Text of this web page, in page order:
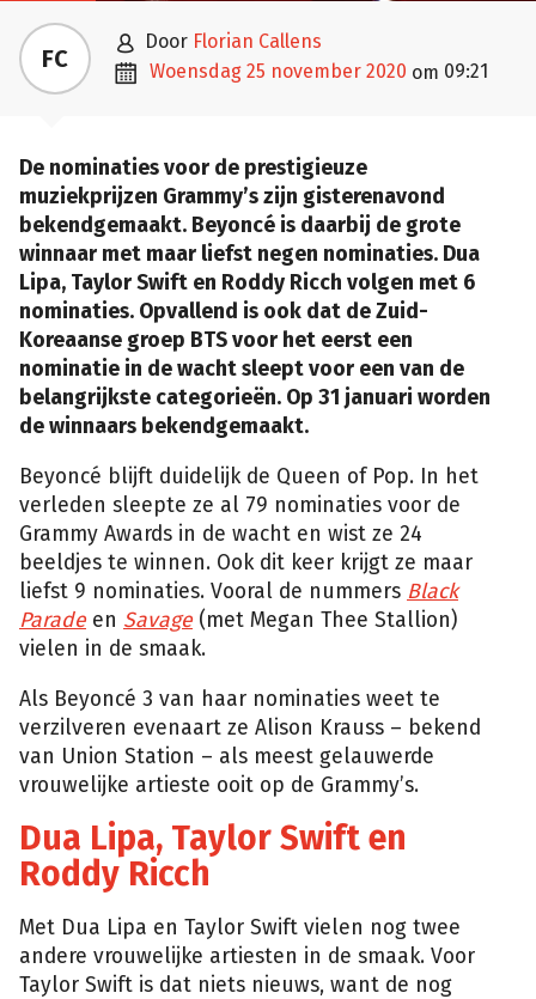
FC  door Florian Callens
 woensdag 25 november 2020 om 09:21
De nominaties voor de prestigieuze
muziekprijzen Grammy’s zijn gisterenavond
bekendgemaakt. Beyoncé is daarbij de grote
winnaar met maar liefst negen nominaties. Dua
Lipa, Taylor Swift en Roddy Ricch volgen met 6
nominaties. Opvallend is ook dat de Zuid-
Koreaanse groep BTS voor het eerst een
nominatie in de wacht sleept voor een van de
belangrijkste categorieën. Op 31 januari worden
de winnaars bekendgemaakt.
Beyoncé blijft duidelijk de Queen of Pop. In het
verleden sleepte ze al 79 nominaties voor de
Grammy Awards in de wacht en wist ze 24
beeldjes te winnen. Ook dit keer krijgt ze maar
liefst 9 nominaties. Vooral de nummers Black
Paradeen Savage(met Megan Thee Stallion)
vielen in de smaak.
Als Beyoncé 3 van haar nominaties weet te
verzilveren evenaart ze Alison Krauss – bekend
van Union Station – als meest gelauwerde
vrouwelijke artieste ooit op de Grammy’s.
Dua Lipa, Taylor Swift en
Roddy Ricch
Met Dua Lipa en Taylor Swift vielen nog twee
andere vrouwelijke artiesten in de smaak. Voor
Taylor Swift is dat niets nieuws, want de nog